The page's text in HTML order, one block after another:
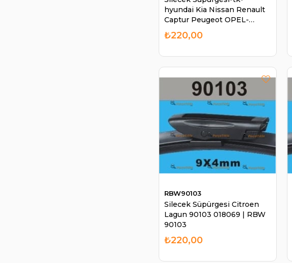
hyundai Kia Nissan Renault
Captur Peugeot OPEL-
90003 | RBW 90003
₺220,00
Silecek Süpürgesi Citroen
Lagun 90103 018069 | RBW
90103
RBW90103
₺220,00